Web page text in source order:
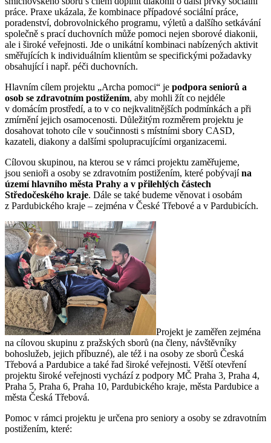
práce. Praxe ukázala, že kombinace případové sociální práce,
poradenství, dobrovolnického programu, výletů a dalšího setkávání
společně s prací duchovních může pomoci nejen sborové diakonii,
ale i široké veřejnosti. Jde o unikátní kombinaci nabízených aktivit
směřujících k individuálním klientům se specifickými požadavky
obsahující i např. péči duchovních.
Hlavním cílem projektu „Archa pomoci“ je podpora seniorů a
osob se zdravotním postižením, aby mohli žít co nejdéle
v domácím prostředí, a to v co nejkvalitnějších podmínkách a při
zmírnění jejich osamocenosti. Důležitým rozměrem projektu je
dosahovat tohoto cíle v součinnosti s místními sbory CASD,
kazateli, diakony a dalšími spolupracujícími organizacemi.
Cílovou skupinou, na kterou se v rámci projektu zaměřujeme,
jsou senioři a osoby se zdravotním postižením, které pobývajína
území hlavního města Prahy a v přilehlých částech
Středočeského kraje. Dále se také budeme věnovat i osobám
z Pardubického kraje – zejména v České Třebové a v Pardubicích.
Projekt je zaměřen zejména
na cílovou skupinu z pražských sborů (na členy, návštěvníky
bohoslužeb, jejich příbuzné), ale též i na osoby ze sborů Česká
Třebová a Pardubice a také řad široké veřejnosti. Větší otevření
projektu široké veřejnosti vychází z podpory MČ Praha 3, Praha 4,
Praha 5, Praha 6, Praha 10, Pardubického kraje, města Pardubice a
města Česká Třebová.
Pomoc v rámci projektu je určena pro seniory a osoby se zdravotním
postižením, které: